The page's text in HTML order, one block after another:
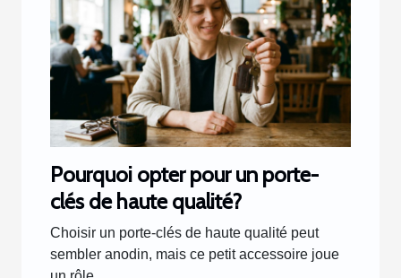
Pourquoi opter pour un porte-
clés de haute qualité?
Choisir un porte-clés de haute qualité peut
sembler anodin, mais ce petit accessoire joue